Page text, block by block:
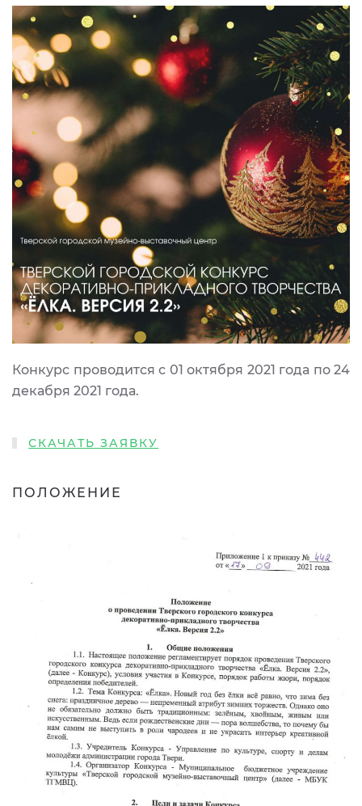
Конкурс проводится с 01 октября 2021 года по 24
декабря 2021 года.
СКАЧАТЬ ЗАЯВКУ
ПОЛОЖЕНИЕ
READ MORE